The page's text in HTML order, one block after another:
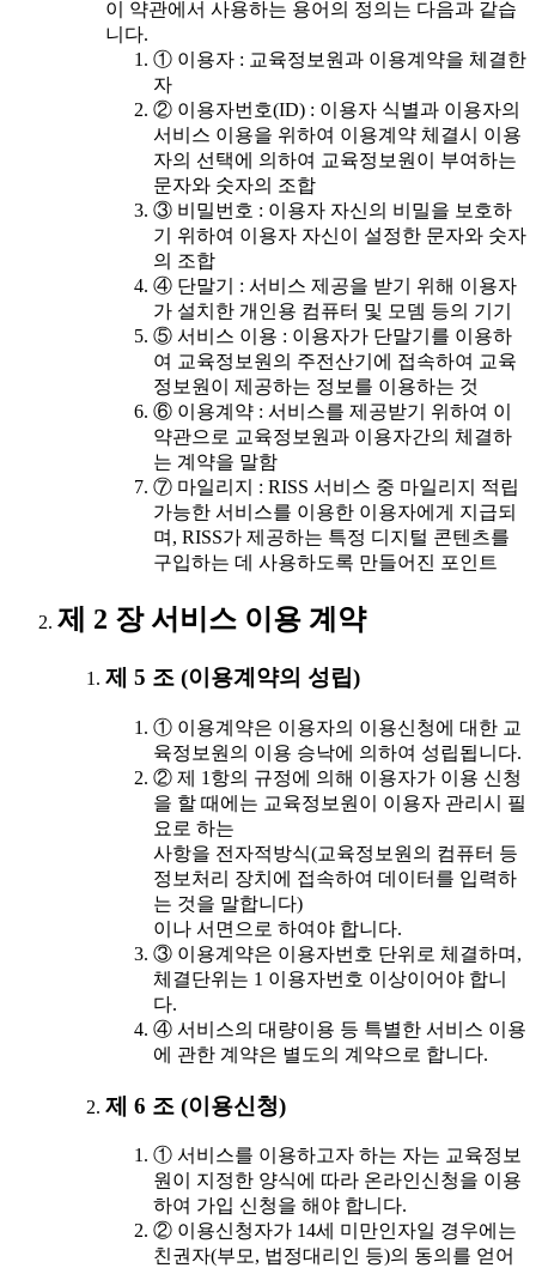
이 약관에서 사용하는 용어의 정의는 다음과 같습
니다.
① 이용자 : 교육정보원과 이용계약을 체결한
자
② 이용자번호(ID) : 이용자 식별과 이용자의
서비스 이용을 위하여 이용계약 체결시 이용
자의 선택에 의하여 교육정보원이 부여하는
문자와 숫자의 조합
③ 비밀번호 : 이용자 자신의 비밀을 보호하
기 위하여 이용자 자신이 설정한 문자와 숫자
의 조합
④ 단말기 : 서비스 제공을 받기 위해 이용자
가 설치한 개인용 컴퓨터 및 모뎀 등의 기기
⑤ 서비스 이용 : 이용자가 단말기를 이용하
여 교육정보원의 주전산기에 접속하여 교육
정보원이 제공하는 정보를 이용하는 것
⑥ 이용계약 : 서비스를 제공받기 위하여 이
약관으로 교육정보원과 이용자간의 체결하
는 계약을 말함
⑦ 마일리지 : RISS 서비스 중 마일리지 적립
가능한 서비스를 이용한 이용자에게 지급되
며, RISS가 제공하는 특정 디지털 콘텐츠를
구입하는 데 사용하도록 만들어진 포인트
제 2 장 서비스 이용 계약
제 5 조 (이용계약의 성립)
① 이용계약은 이용자의 이용신청에 대한 교
육정보원의 이용 승낙에 의하여 성립됩니다.
② 제 1항의 규정에 의해 이용자가 이용 신청
을 할 때에는 교육정보원이 이용자 관리시 필
요로 하는
사항을 전자적방식(교육정보원의 컴퓨터 등
정보처리 장치에 접속하여 데이터를 입력하
는 것을 말합니다)
이나 서면으로 하여야 합니다.
③ 이용계약은 이용자번호 단위로 체결하며,
체결단위는 1 이용자번호 이상이어야 합니
다.
④ 서비스의 대량이용 등 특별한 서비스 이용
에 관한 계약은 별도의 계약으로 합니다.
제 6 조 (이용신청)
① 서비스를 이용하고자 하는 자는 교육정보
원이 지정한 양식에 따라 온라인신청을 이용
하여 가입 신청을 해야 합니다.
② 이용신청자가 14세 미만인자일 경우에는
친권자(부모, 법정대리인 등)의 동의를 얻어